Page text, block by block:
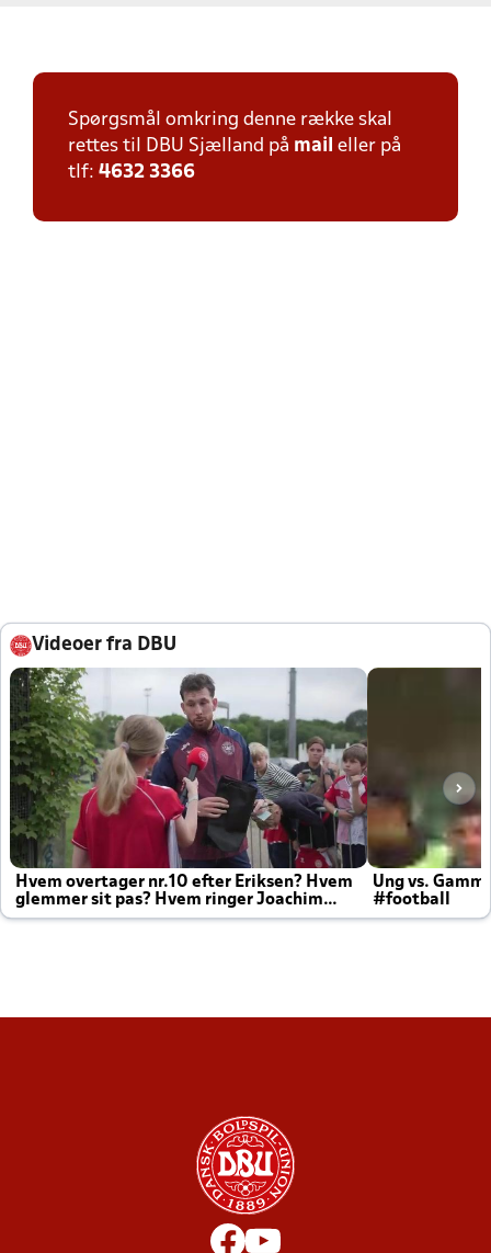
Spørgsmål omkring denne række skal
rettes til DBU Sjælland på mail eller på
tlf: 4632 3366
Videoer fra DBU
Hvem overtager nr.10 efter Eriksen? Hvem
glemmer sit pas? Hvem ringer Joachim
altid til efter kampe?
Ung vs.
#football